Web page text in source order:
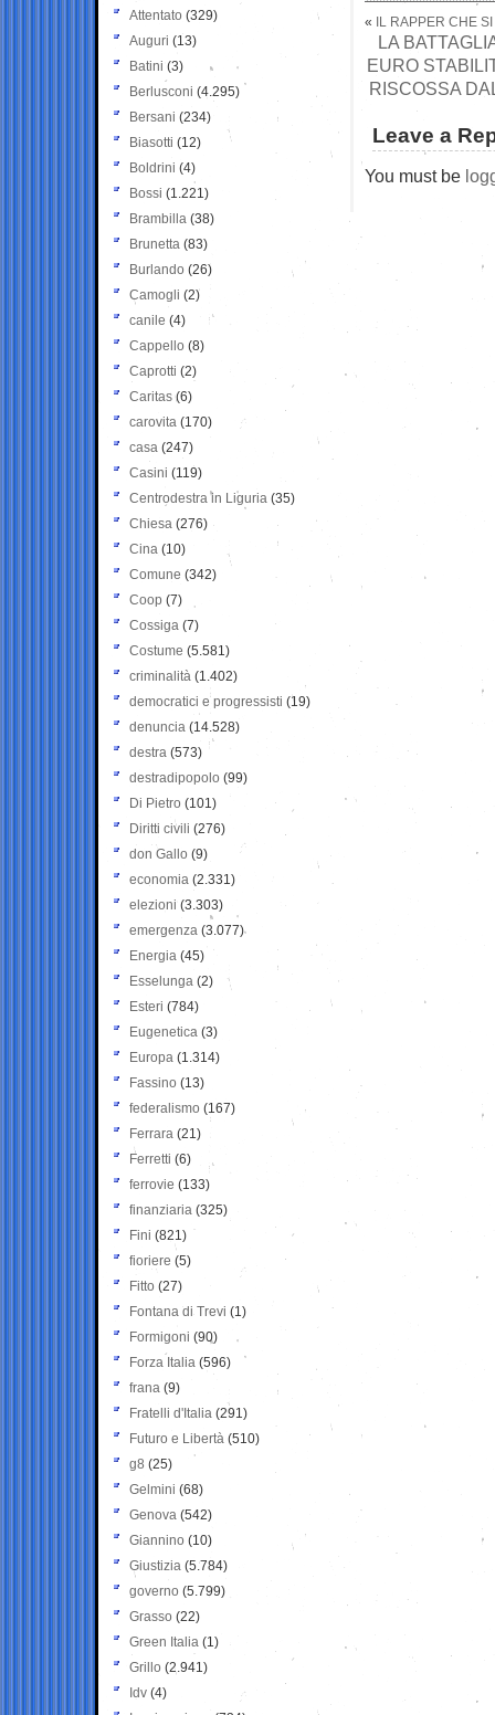
« IL RAPPER CHE
LA
EURO
RISCOSSA
Leave a
You must be
Attentato (329)
Auguri (13)
Batini (3)
Berlusconi (4.295)
Bersani (234)
Biasotti (12)
Boldrini (4)
Bossi (1.221)
Brambilla (38)
Brunetta (83)
Burlando (26)
Camogli (2)
canile (4)
Cappello (8)
Caprotti (2)
Caritas (6)
carovita (170)
casa (247)
Casini (119)
Centrodestra in Liguria (35)
Chiesa (276)
Cina (10)
Comune (342)
Coop (7)
Cossiga (7)
Costume (5.581)
criminalità (1.402)
democratici e progressisti (19)
denuncia (14.528)
destra (573)
destradipopolo (99)
Di Pietro (101)
Diritti civili (276)
don Gallo (9)
economia (2.331)
elezioni (3.303)
emergenza (3.077)
Energia (45)
Esselunga (2)
Esteri (784)
Eugenetica (3)
Europa (1.314)
Fassino (13)
federalismo (167)
Ferrara (21)
Ferretti (6)
ferrovie (133)
finanziaria (325)
Fini (821)
fioriere (5)
Fitto (27)
Fontana di Trevi (1)
Formigoni (90)
Forza Italia (596)
frana (9)
Fratelli d'Italia (291)
Futuro e Libertà (510)
g8 (25)
Gelmini (68)
Genova (542)
Giannino (10)
Giustizia (5.784)
governo (5.799)
Grasso (22)
Green Italia (1)
Grillo (2.941)
Idv (4)